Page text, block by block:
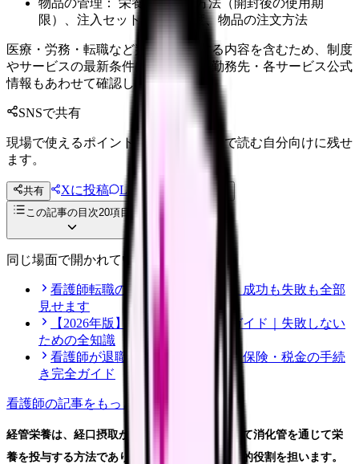
限）、注入セットの交換頻度、物品の注文方法
医療・労務・転職など判断に影響する内容を含むため、制度
やサービスの最新条件は公的機関・勤務先・各サービス公式
情報もあわせて確認してください。
SNSで共有
現場で使えるポイントを、同僚やあとで読む自分向けに残せ
ます。
共有 Xに投稿 LINE
投稿文コピー
この記事の目次20項目
同じ場面で開かれている記事
看護師転職のリアル体験談12選｜成功も失敗も全部
見せます
【2026年版】看護師転職の完全ガイド｜失敗しない
ための全知識
看護師が退職後にやるべき年金・保険・税金の手続
き完全ガイド
看護師の記事をもっと見る
経管栄養は、経口摂取が困難な患者さんに対して消化管を通じて栄
養を投与する方法であり、看護師が管理の中心的役割を担います。